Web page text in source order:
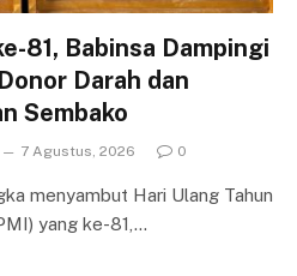
81, Babinsa Dampingi
Darah dan
Sembako
7 Agustus, 2026 0
menyambut Hari Ulang Tahun
yang ke-81,…